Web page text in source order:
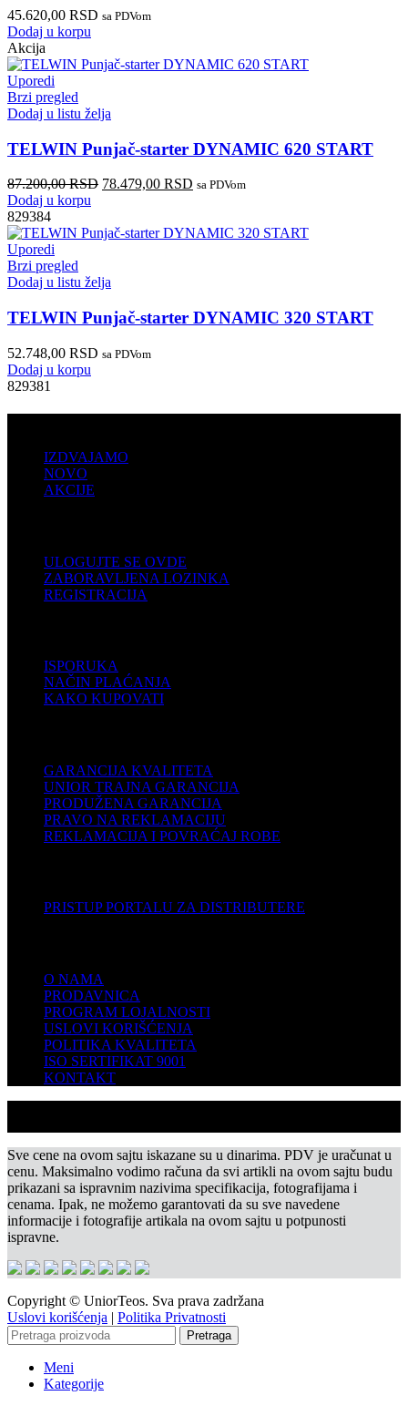
45.620,00 RSD sa PDVom
Dodaj u korpu
Akcija
Uporedi
Brzi pregled
Dodaj u listu želja
TELWIN Punjač-starter DYNAMIC 620 START
87.200,00RSD 78.479,00 RSD sa PDVom
Dodaj u korpu
829384
Uporedi
Brzi pregled
Dodaj u listu želja
TELWIN Punjač-starter DYNAMIC 320 START
52.748,00 RSD sa PDVom
Dodaj u korpu
829381
IZDVAJAMO
NOVO
AKCIJE
ULOGUJTE SE OVDE
ZABORAVLJENA LOZINKA
REGISTRACIJA
ISPORUKA
NAČIN PLAĆANJA
KAKO KUPOVATI
GARANCIJA KVALITETA
UNIOR TRAJNA GARANCIJA
PRODUŽENA GARANCIJA
PRAVO NA REKLAMACIJU
REKLAMACIJA I POVRAĆAJ ROBE
PRISTUP PORTALU ZA DISTRIBUTERE
O NAMA
PRODAVNICA
PROGRAM LOJALNOSTI
USLOVI KORIŠĆENJA
POLITIKA KVALITETA
ISO SERTIFIKAT 9001
KONTAKT
Sve cene na ovom sajtu iskazane su u dinarima. PDV je uračunat u
cenu. Maksimalno vodimo računa da svi artikli na ovom sajtu budu
prikazani sa ispravnim nazivima specifikacija, fotografijama i
cenama. Ipak, ne možemo garantovati da su sve navedene
informacije i fotografije artikala na ovom sajtu u potpunosti
ispravne.
Copyright © UniorTeos. Sva prava zadržana
Uslovi korišćenja | Politika Privatnosti
Pretraga
Meni
Kategorije